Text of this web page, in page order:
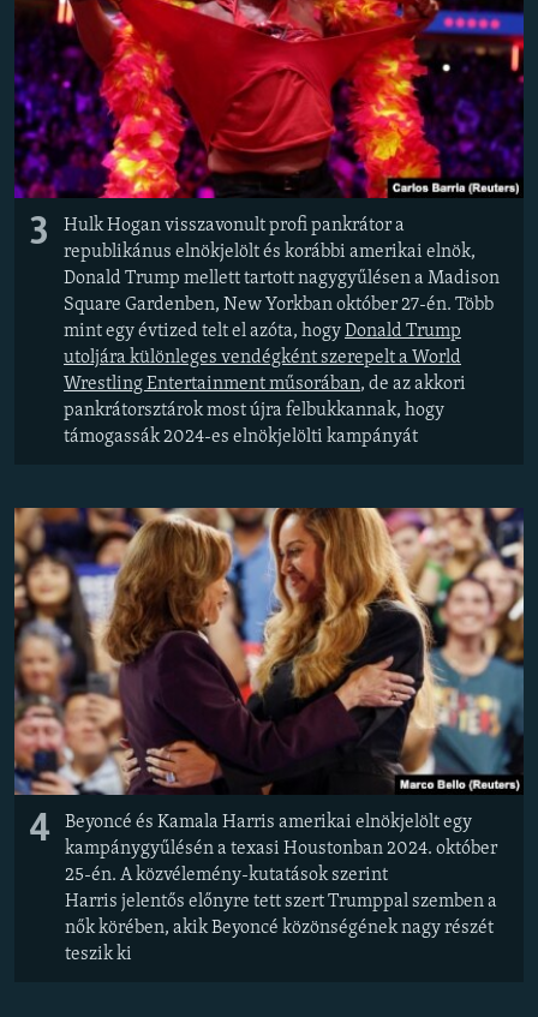
3
Hulk Hogan visszavonult profi pankrátor a
republikánus elnökjelölt és korábbi amerikai elnök,
Donald Trump mellett tartott nagygyűlésen a Madison
Square Gardenben, New Yorkban október 27-én. Több
mint egy évtized telt el azóta, hogyDonald Trump
utoljára különleges vendégként szerepelt a World
Wrestling Entertainment műsorában, de az akkori
pankrátorsztárok most újra felbukkannak, hogy
támogassák 2024-es elnökjelölti kampányát
4
Beyoncé és Kamala Harris amerikai elnökjelölt egy
kampánygyűlésén a texasi Houstonban 2024. október
25-én. A közvélemény-kutatások szerint
Harris jelentős előnyre tett szert Trumppal szemben a
nők körében, akik Beyoncé közönségének nagy részét
teszik ki